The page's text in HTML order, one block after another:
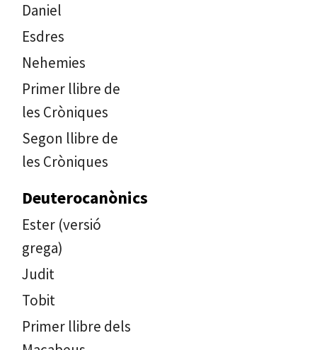
Daniel
Esdres
Nehemies
Primer llibre de
les Cròniques
Segon llibre de
les Cròniques
Deuterocanònics
Ester (versió
grega)
Judit
Tobit
Primer llibre dels